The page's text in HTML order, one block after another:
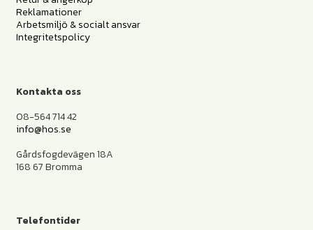
Reklamationer
Arbetsmiljö & socialt ansvar
Integritetspolicy
Kontakta oss
08-564 714 42
info@hos.se
Gårdsfogdevägen 18A
168 67 Bromma
Telefontider